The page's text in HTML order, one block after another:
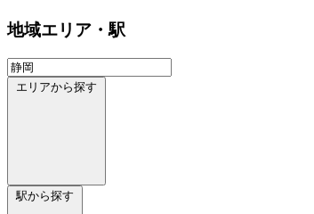
地域エリア・駅
エリアから探す
駅から探す